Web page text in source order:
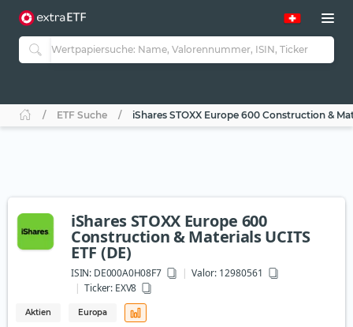
ETF Suche iShares STOXX Europe 600 Construction &
iShares STOXX Europe 600
Construction & Materials UCITS
ETF (DE)
ISIN: DE000A0H08F7
Valor: 12980561
Ticker: EXV8
Aktien Europa